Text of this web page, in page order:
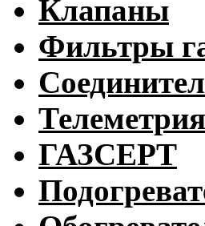
Клапаны
Фильтры
ГАЗСЕРТ